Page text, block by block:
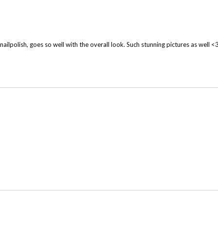
goes so well with the overall look. Such stunning pictures as well